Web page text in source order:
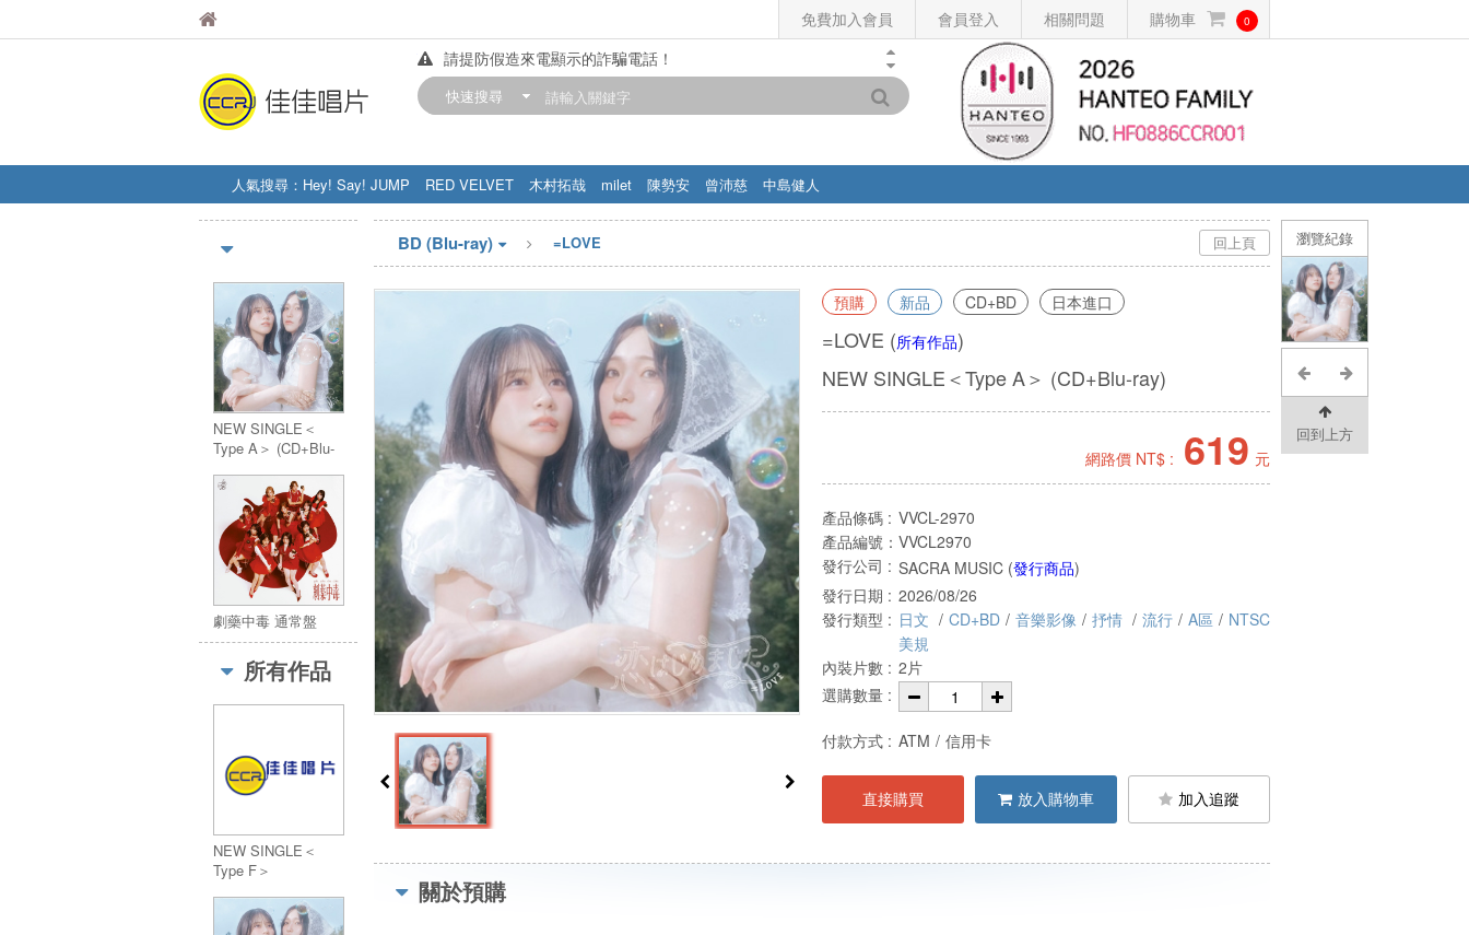
免費加入會員 會員登入 相關問題 購物車 0
佳佳唱片
請提防假造來電顯示的詐騙電話！
【中華門市營業時間調整公告】
快速搜尋
人氣搜尋： Hey! Say! JUMP RED VELVET 木村拓哉 milet 陳勢安 曾沛慈
中島健人
STRAY KIDS
盧廣仲 周杰伦
瀏覽紀錄
回到上方
NEW SINGLE＜
Type A＞ (CD+Blu-
劇藥中毒 通常盤
所有作品
NEW SINGLE＜
Type F＞
回上頁
BD (Blu-ray) =LOVE
預購 新品 CD+BD 日本進口
=LOVE (所有作品)
NEW SINGLE＜Type A＞ (CD+Blu-ray)
網路價 NT$ : 619 元
產品條碼 : VVCL-2970
產品編號： VVCL2970
發行公司 : SACRA MUSIC (發行商品)
發行日期 : 2026/08/26
發行類型 : 日文 / CD+BD / 音樂影像 / 抒情 / 流行 / A區 / NTSC
美規
內裝片數 : 2片
選購數量 :
付款方式 : ATM / 信用卡
直接購買 放入購物車 加入追蹤
關於預購